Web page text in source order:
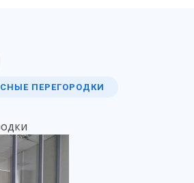
ПЕРЕГОРОДКИ